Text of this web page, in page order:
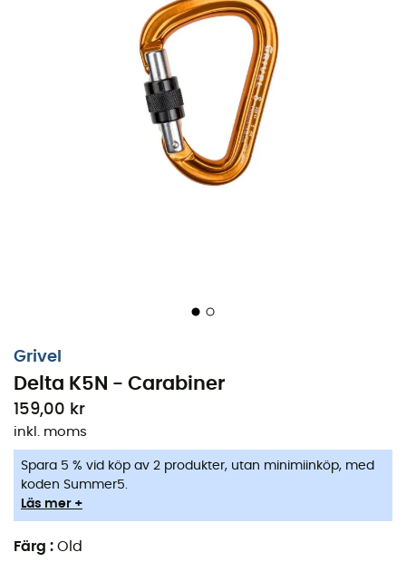
Grivel
Delta K5N - Carabiner
159,00 kr
inkl. moms
Spara 5 % vid köp av 2 produkter, utan minimiinköp, med
koden Summer5.
Läs mer +
Färg : Old